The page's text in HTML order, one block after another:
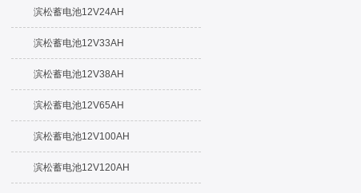
滨松蓄电池12V24AH
滨松蓄电池12V33AH
滨松蓄电池12V38AH
滨松蓄电池12V65AH
滨松蓄电池12V100AH
滨松蓄电池12V120AH